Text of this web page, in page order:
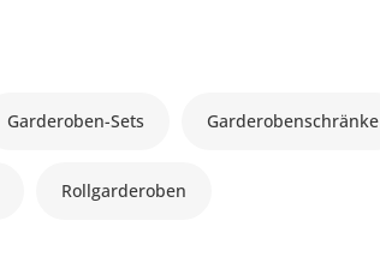
Garderoben-Sets Garderobenschränke
Rollgarderoben